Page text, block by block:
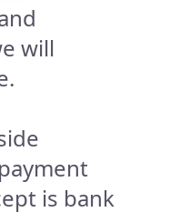
will
is bank